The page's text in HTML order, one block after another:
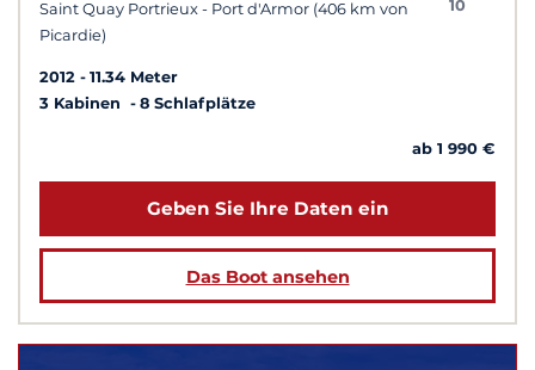
Saint Quay Portrieux - Port d'Armor (406 km von
Picardie)
10
2012
11.34 Meter
3 Kabinen
8 Schlafplätze
ab 1 990 €
Geben Sie Ihre Daten ein
Das Boot ansehen